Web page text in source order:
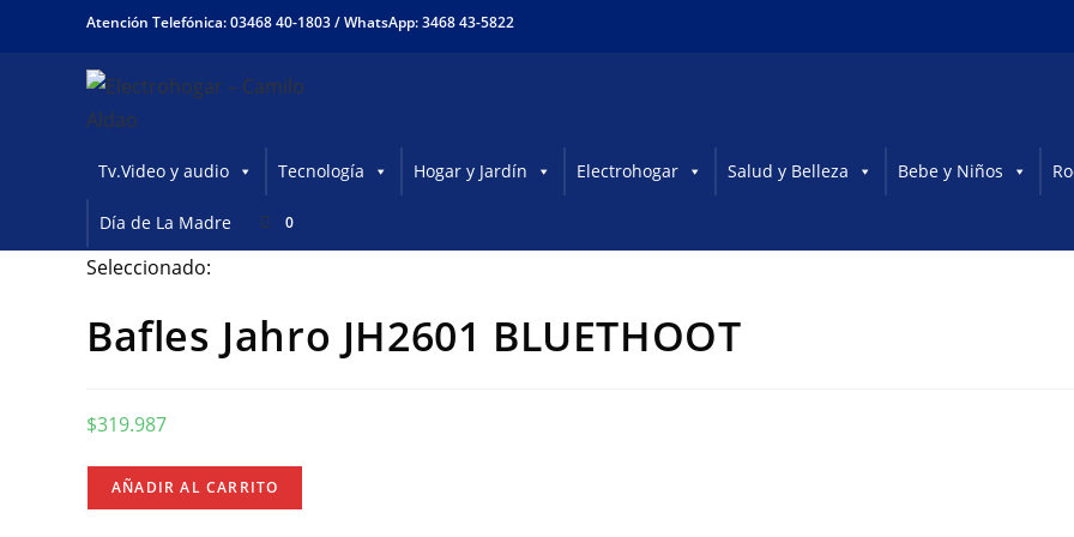
Atención Telefónica: 03468 40-1803 /WhatsApp: 3468 43-5822
Tv.Video y audio Tecnología Hogar y Jardín Electrohogar Salud y Belleza Bebe y Niños
Día de La Madre 0
Seleccionado:
Bafles Jahro JH2601 BLUETHOOT
$319.987
Bafles
Jahro
AÑADIR AL CARRITO